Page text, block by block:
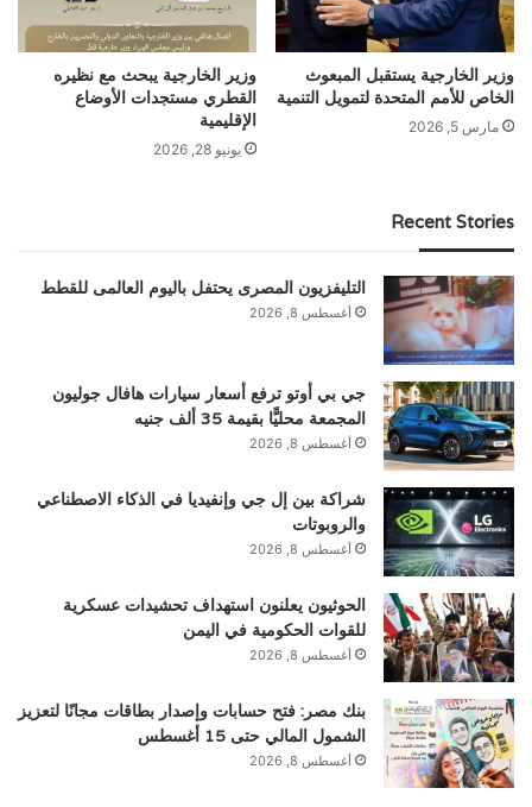
وزير الخارجية يستقبل المبعوث
الخاص للأمم المتحدة لتمويل التنمية
مارس 5, 2026
وزير الخارجية يبحث مع نظيره
القطري مستجدات الأوضاع
الإقليمية
يونيو 28, 2026
Recent Stories
التليفزيون المصرى يحتفل باليوم العالمى للقطط
أغسطس 8, 2026
جي بي أوتو ترفع أسعار سيارات هافال جوليون
المجمعة محليًّا بقيمة 35 ألف جنيه
أغسطس 8, 2026
شراكة بين إل جي وإنفيديا في الذكاء الاصطناعي
والروبوتات
أغسطس 8, 2026
الحوثيون يعلنون استهداف تحشيدات عسكرية
للقوات الحكومية في اليمن
أغسطس 8, 2026
بنك مصر: فتح حسابات وإصدار بطاقات مجانًا لتعزيز
الشمول المالي حتى 15 أغسطس
أغسطس 8, 2026